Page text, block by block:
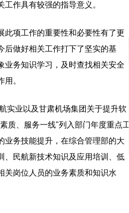
作具有较强的指导意义。
项工作的重要性和必要性有了更
后做好相关工作打下了坚实的基
业务知识学习，及时查找相关安全
。
业以及甘肃机场集团关于提升软
质、服务一线"列入部门年度重点工
业务技能提升，在综合管理部的大
、民航新技术知识及应用培训、低
关岗位人员的业务素质和知识水